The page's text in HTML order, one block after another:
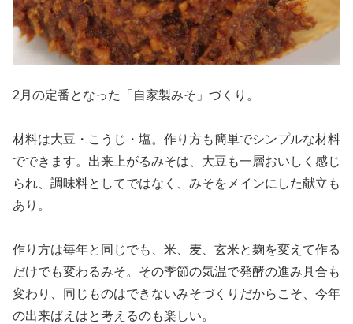
2月の定番となった「自家製みそ」づくり。
材料は大豆・こうじ・塩。作り方も簡単でシンプルな材料
でできます。出来上がるみそは、大豆も一層おいしく感じ
られ、調味料としてではなく、みそをメインにした献立も
あり。
作り方は毎年と同じでも、米、麦、玄米と麹を変えて作る
だけでも変わるみそ。その季節の気温で発酵の進み具合も
変わり、同じものはできないみそづくりだからこそ、今年
の出来ばえはと考えるのも楽しい。